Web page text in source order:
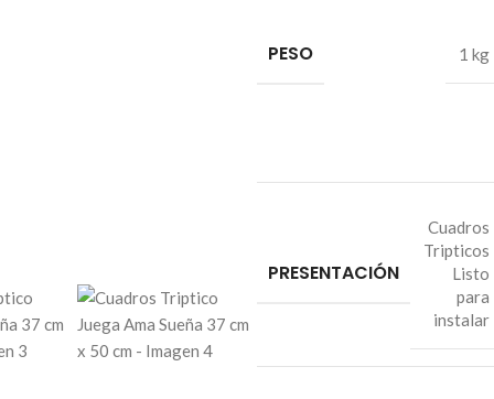
PESO 1 kg
PRESENTACIÓN
Cuadros
Tripticos
Listo
para
instalar